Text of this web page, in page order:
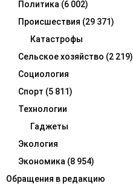
Политика (6 002)
Происшествия (29 371)
Катастрофы
Сельское хозяйство (2 219)
Социология
Спорт (5 811)
Технологии
Гаджеты
Экология
Экономика (8 954)
Обращения в редакцию